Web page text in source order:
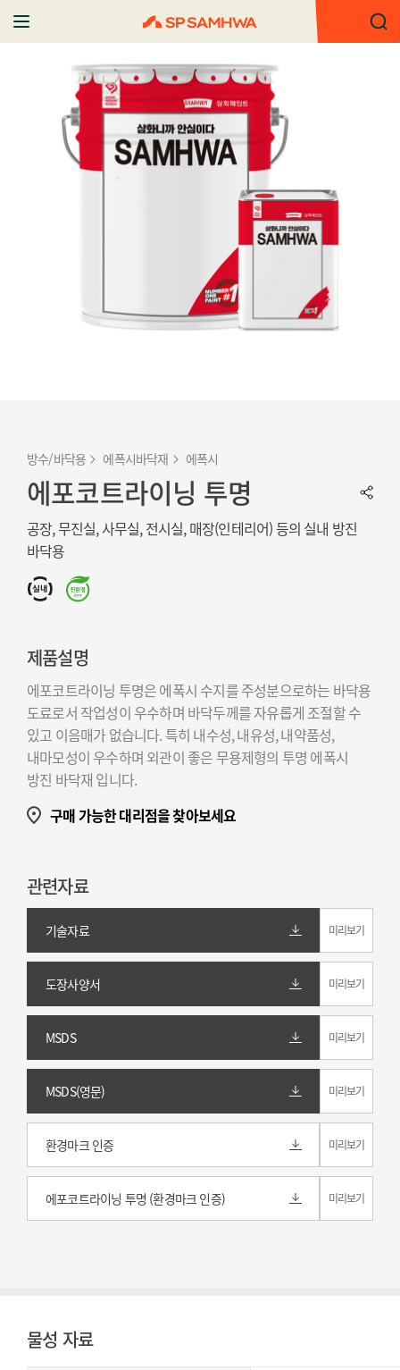
방수/바닥용 에폭시바닥재 에폭시
에포코트라이닝 투명
공장, 무진실, 사무실, 전시실, 매장(인테리어) 등의 실내 방진
바닥용
제품설명
에포코트라이닝 투명은 에폭시 수지를 주성분으로하는 바닥용
도료로서 작업성이 우수하며 바닥두께를 자유롭게 조절할 수
있고 이음매가 없습니다. 특히 내수성, 내유성, 내약품성,
내마모성이 우수하며 외관이 좋은 무용제형의 투명 에폭시
방진 바닥재 입니다.
구매 가능한 대리점을 찾아보세요
관련자료
기술자료 미리보기
도장사양서 미리보기
MSDS 미리보기
MSDS(영문) 미리보기
환경마크 인증 미리보기
에포코트라이닝 투명 (환경마크 인증) 미리보기
물성 자료